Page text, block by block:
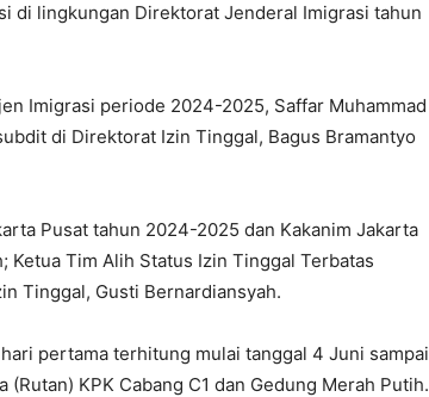
di lingkungan Direktorat Jenderal Imigrasi tahun
Imigrasi periode 2024-2025, Saffar Muhammad
di Direktorat Izin Tinggal, Bagus Bramantyo
Pusat tahun 2024-2025 dan Kakanim Jakarta
Ketua Tim Alih Status Izin Tinggal Terbatas
Tinggal, Gusti Bernardiansyah.
pertama terhitung mulai tanggal 4 Juni sampai
KPK Cabang C1 dan Gedung Merah Putih.